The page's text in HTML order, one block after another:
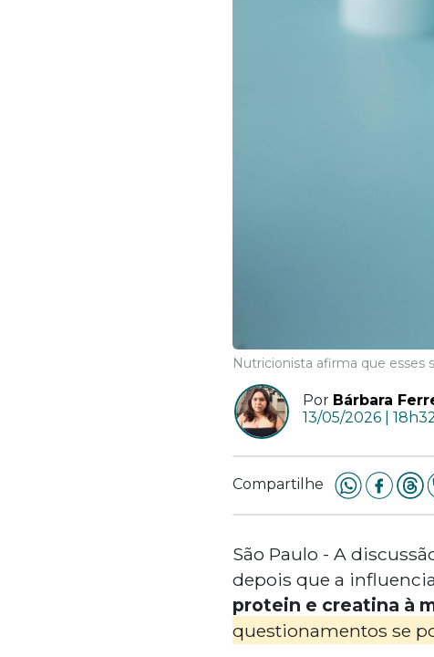
Nutricionista afirma que esses
Por Bárbara
13/05/2026 |
Compartilhe
São Paulo - A
depois que a
protein e creatina à
questionamentos se